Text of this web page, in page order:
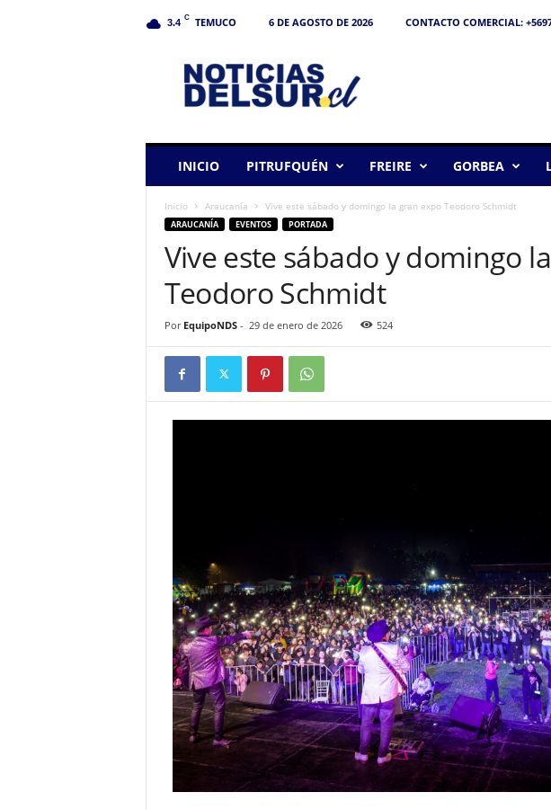
3.4 C TEMUCO 6 DE AGOSTO DE 2026 CONTACTO COMERCIAL:
INICIO PITRUFQUÉN FREIRE GORBEA
Inicio Araucanía Vive este sábado y domingo la gran expo Teodoro Schmidt
ARAUCANÍA EVENTOS PORTADA
Vive este sábado y domingo
Teodoro Schmidt
Por EquipoNDS- 29 de enero de 2026 524